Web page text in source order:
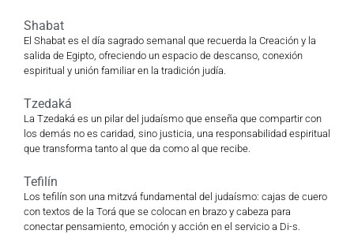
Shabat
El Shabat es el día sagrado semanal que recuerda la Creación y la
salida de Egipto, ofreciendo un espacio de descanso, conexión
espiritual y unión familiar en la tradición judía.
Tzedaká
La Tzedaká es un pilar del judaísmo que enseña que compartir con
los demás no es caridad, sino justicia, una responsabilidad espiritual
que transforma tanto al que da como al que recibe.
Tefilín
Los tefilín son una mitzvá fundamental del judaísmo: cajas de cuero
con textos de la Torá que se colocan en brazo y cabeza para
conectar pensamiento, emoción y acción en el servicio a Di-s.